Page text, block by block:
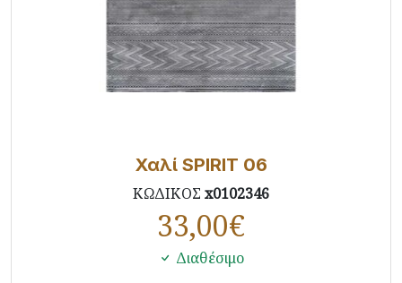
Χαλί SPIRIT 06
ΚΩΔΙΚΟΣ x0102346
33,00€
Διαθέσιμο